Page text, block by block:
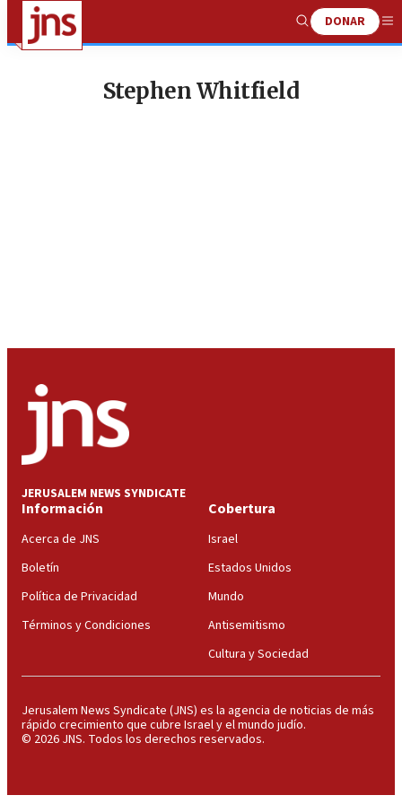
Show
Search
DONAR
Stephen Whitfield
JERUSALEM NEWS SYNDICATE
Información
Acerca de JNS
Boletín
Política de Privacidad
Términos y Condiciones
Cobertura
Israel
Estados Unidos
Mundo
Antisemitismo
Cultura y Sociedad
Jerusalem News Syndicate (JNS) es la agencia de noticias de más
rápido crecimiento que cubre Israel y el mundo judío.
© 2026 JNS. Todos los derechos reservados.